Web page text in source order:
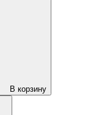
В корзину